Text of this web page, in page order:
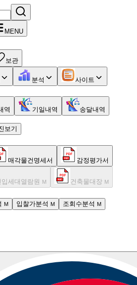
MENU
보관
분석 사이트
역 기일내역 송달내역
보기
매각물건명세서 감정평가서
입세대열람원 M 건축물대장 M
M 입찰가분석 M 조회수분석 M